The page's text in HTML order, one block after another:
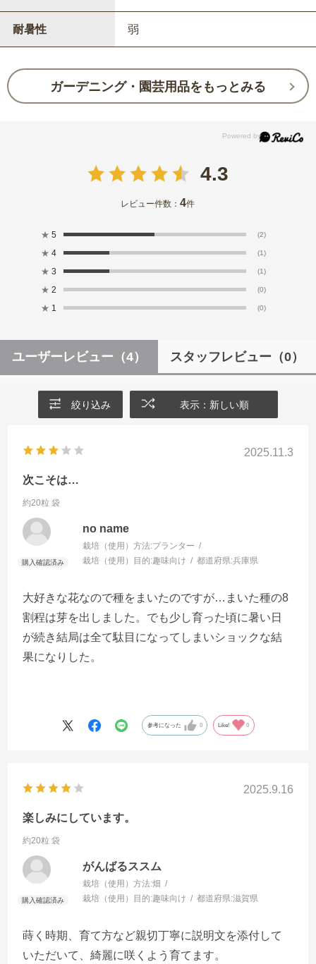
耐暑性 弱
ガーデニング・園芸用品をもっとみる
4.3
レビュー件数：4件
★ 5 (2)
★ 4 (1)
★ 3 (1)
★ 2 (0)
★ 1 (0)
ユーザーレビュー （4） スタッフレビュー （0）
絞り込み 表示：新しい順
2025.11.3
次こそは…
約20粒 袋
no name
栽培（使用）方法:プランター
栽培（使用）目的:趣味向け 都道府県:兵庫県
大好きな花なので種をまいたのですが…まいた種の8
割程は芽を出しました。でも少し育った頃に暑い日
が続き結局は全て駄目になってしまいショックな結
果になりした。
参考になった 0 Like! 0
2025.9.16
楽しみにしています。
約20粒 袋
がんばるススム
栽培（使用）方法:畑
栽培（使用）目的:趣味向け 都道府県:滋賀県
蒔く時期、育て方など親切丁寧に説明文を添付して
いただいて、綺麗に咲くよう育てます。